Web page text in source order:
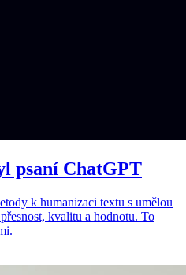
psaní ChatGPT
k humanizaci textu s umělou
kvalitu a hodnotu. To